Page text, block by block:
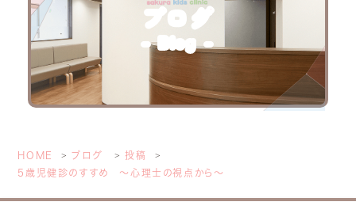
ブログ
Blog
HOME ブログ
投稿
5歳児健診のすすめ ～心理士の視点から～